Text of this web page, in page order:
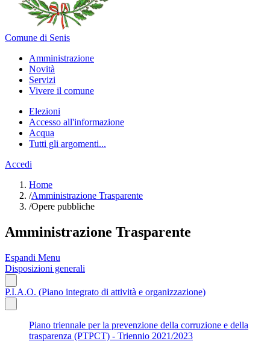
Comune di Senis
Amministrazione
Novità
Servizi
Vivere il comune
Elezioni
Accesso all'informazione
Acqua
Tutti gli argomenti...
Accedi
Home
/Amministrazione Trasparente
/Opere pubbliche
Amministrazione Trasparente
Espandi Menu
Disposizioni generali
P.I.A.O. (Piano integrato di attività e organizzazione)
Piano triennale per la prevenzione della corruzione e della
trasparenza (PTPCT) - Triennio 2021/2023